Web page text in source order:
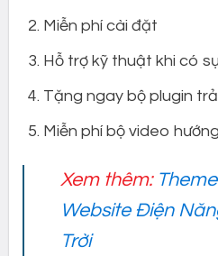
Miễn phí cài đặt
Hỗ trợ kỹ thuật khi có
Tặng ngay bộ plugin
Miễn phí bộ video
Xem thêm:
Website Điện
Trời